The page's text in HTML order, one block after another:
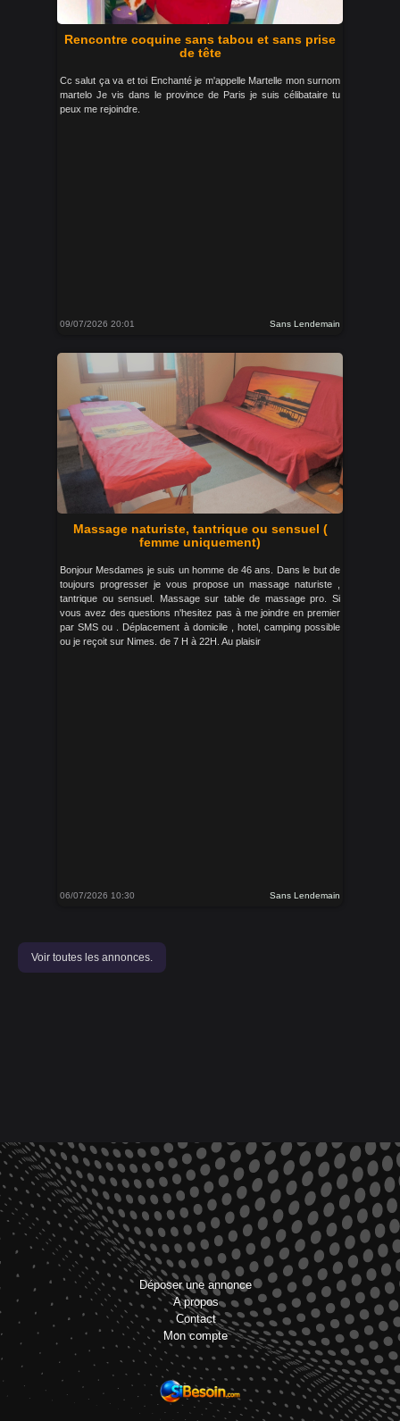
Rencontre coquine sans tabou et sans prise
de tête
Cc salut ça va et toi Enchanté je m'appelle Martelle mon surnom
martelo Je vis dans le province de Paris je suis célibataire tu
peux me rejoindre.
09/07/2026 20:01 Sans Lendemain
Massage naturiste, tantrique ou sensuel (
femme uniquement)
Bonjour Mesdames je suis un homme de 46 ans. Dans le but de
toujours progresser je vous propose un massage naturiste ,
tantrique ou sensuel. Massage sur table de massage pro. Si
vous avez des questions n'hesitez pas à me joindre en premier
par SMS ou . Déplacement à domicile , hotel, camping possible
ou je reçoit sur Nimes. de 7 H à 22H. Au plaisir
06/07/2026 10:30 Sans Lendemain
Voir toutes les annonces.
Déposer une annonce
A propos
Contact
Mon compte